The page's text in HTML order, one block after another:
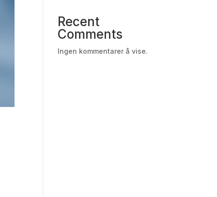
Recent
Comments
Ingen kommentarer å vise.